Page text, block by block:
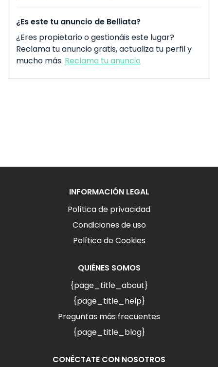
¿Es este tu anuncio de Belliata?
¿Eres propietario o gestionáis este lugar?
Reclama tu anuncio gratis, actualiza tu perfil y
mucho más. Reclama tu anuncio
INFORMACIÓN LEGAL
Política de privacidad
Condiciones de uso
Política de Cookies
QUIÉNES SOMOS
{page_title_about}
{page_title_help}
Preguntas más frecuentes
{page_title_blog}
CONÉCTATE CON NOSOTROS